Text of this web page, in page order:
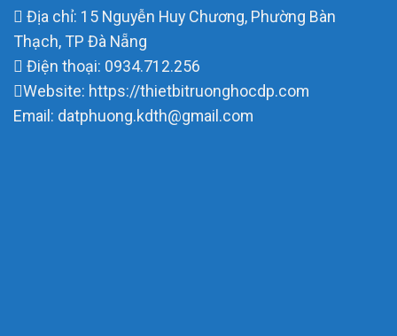
Địa chỉ: 15 Nguyễn Huy Chương, Phường Bàn
Thạch, TP Đà Nẵng
Điện thoại: 0934.712.256
Website: https://thietbitruonghocdp.com
Email: datphuong.kdth@gmail.com